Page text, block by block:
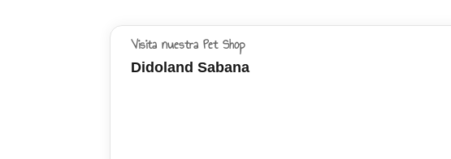
Visita nuestra Pet Shop
Didoland Sabana